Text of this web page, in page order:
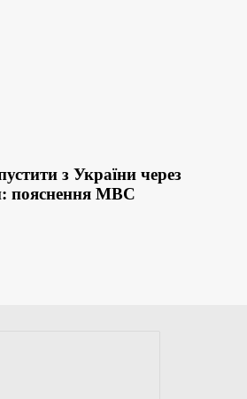
з України через
пояснення МВС